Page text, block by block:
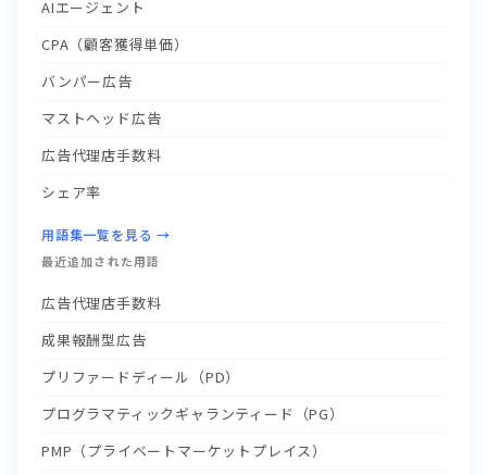
AIエージェント
CPA（顧客獲得単価）
バンパー広告
マストヘッド広告
広告代理店手数料
シェア率
用語集一覧を見る →
最近追加された用語
広告代理店手数料
成果報酬型広告
プリファードディール（PD）
プログラマティックギャランティード（PG）
PMP（プライベートマーケットプレイス）